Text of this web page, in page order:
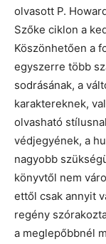
olvasott P.
Szőke ciklon a
Köszönhetően a
egyszerre több
sodrásának, a
karaktereknek,
olvasható
védjegyének, a
nagyobb
könyvtől nem
ettől csak annyit
regény
a meglepőbbnél